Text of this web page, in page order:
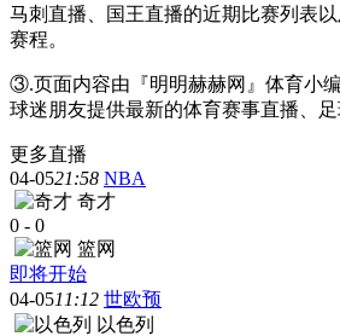
马刺直播、国王直播的近期比赛列表
赛程。
③.页面内容由『明明赫赫网』体育小
球迷朋友提供最新的体育赛事直播、足
更多直播
04-0521:58 NBA
奇才
0 - 0
篮网
即将开始
04-0511:12 世欧预
以色列